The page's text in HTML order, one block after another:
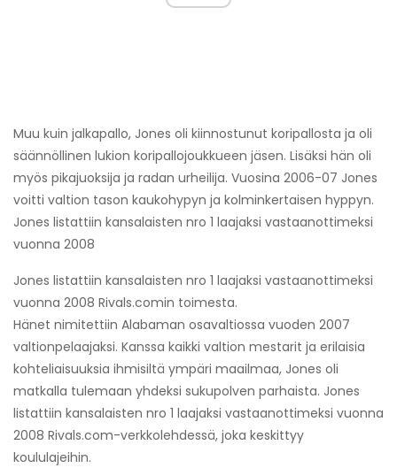
Muu kuin jalkapallo, Jones oli kiinnostunut koripallosta ja oli
säännöllinen lukion koripallojoukkueen jäsen. Lisäksi hän oli
myös pikajuoksija ja radan urheilija. Vuosina 2006-07 Jones
voitti valtion tason kaukohypyn ja kolminkertaisen hyppyn.
Jones listattiin kansalaisten nro 1 laajaksi vastaanottimeksi
vuonna 2008
Jones listattiin kansalaisten nro 1 laajaksi vastaanottimeksi
vuonna 2008 Rivals.comin toimesta.
Hänet nimitettiin Alabaman osavaltiossa vuoden 2007
valtionpelaajaksi. Kanssa kaikki valtion mestarit ja erilaisia ​​
kohteliaisuuksia ihmisiltä ympäri maailmaa, Jones oli
matkalla tulemaan yhdeksi sukupolven parhaista. Jones
listattiin kansalaisten nro 1 laajaksi vastaanottimeksi vuonna
2008 Rivals.com-verkkolehdessä, joka keskittyy
koululajeihin.